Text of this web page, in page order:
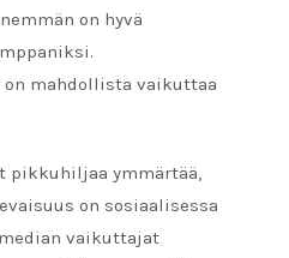
on hyvä
mahdollista vaikuttaa
pikkuhiljaa ymmärtää,
on sosiaalisessa
vaikuttajat